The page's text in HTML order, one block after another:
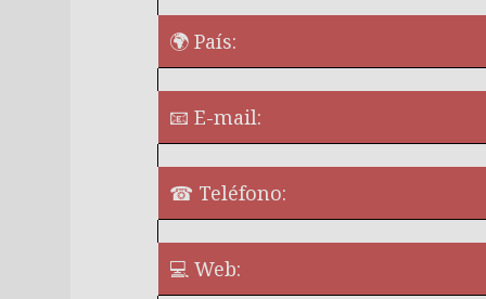
🌍 País:
📧 E-mail:
☎ Teléfono:
💻 Web: